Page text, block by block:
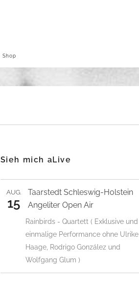
Shop
Sieh mich aLive
Taarstedt Schleswig-Holstein
AUG.
15 Angeliter Open Air
Rainbirds - Quartett ( Exklusive und
einmalige Performance ohne Ulrike
Haage, Rodrigo González und
Wolfgang Glum )